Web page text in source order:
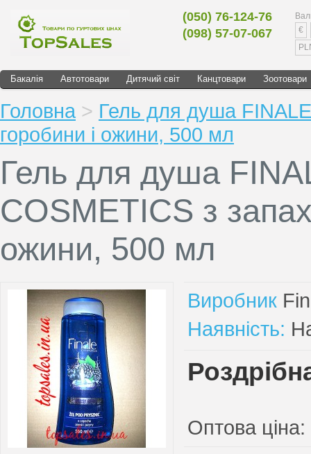
(050) 76-124-76
(098) 57-07-067
€
Бакалія Автотовари Дитячий світ Канцтовари Зоотовари
Головна > Гель для душа
горобини і ожини, 500 мл
Гель для душа
COSMETICS з
ожини, 500 мл
Виробник
Наявність:
Оптова